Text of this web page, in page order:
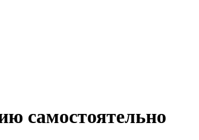
самостоятельно